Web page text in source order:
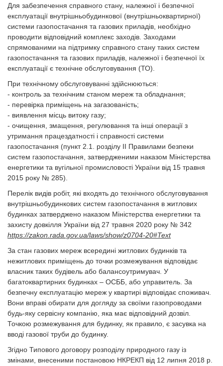
Для забезпечення справного стану, належної і безпечної
експлуатації внутрішньобудинкової (внутрішньоквартирної)
системи газопостачання та газових приладів, необхідно
проводити відповідний комплекс заходів. Заходами
спрямованими на підтримку справного стану таких систем
газопостачання та газових приладів, належної і безпечної їх
експлуатації є технічне обслуговування (ТО).
При технічному обслуговуванні здійснюються:
- контроль за технічним станом мереж та обладнання;
- перевірка приміщень на загазованість;
- виявлення місць витоку газу;
- очищення, змащення, регулювання та інші операції з
утримання працездатності і справності системи
газопостачання (пункт 2.1. розділу II Правилами безпеки
систем газопостачання, затвердженими наказом Міністерства
енергетики та вугільної промисловості України від 15 травня
2015 року № 285).
Перелік видів робіт, які входять до технічного обслуговування
внутрішньобудинкових систем газопостачання в житлових
будинках затверджено наказом Міністерства енергетики та
захисту довкілля України від 27 травня 2020 року № 342
https://zakon.rada.gov.ua/laws/show/z0704-20#Text
За стан газових мереж всередині житлових будинків та
нежитлових приміщень до точки розмежування відповідає
власник таких будівель або балансоутримувач. У
багатоквартирних будинках – ОСББ, або управитель. За
безпечну експлуатацію мереж у квартирі відповідає споживач.
Вони вправі обирати для догляду за своїми газопроводами
будь-яку сервісну компанію, яка має відповідний дозвіл.
Точкою розмежування для будинку, як правило, є засувка на
вводі газової труби до будинку.
Згідно Типового договору розподілу природного газу із
змінами, внесеними постановою НКРЕКП від 12 липня 2018 р.